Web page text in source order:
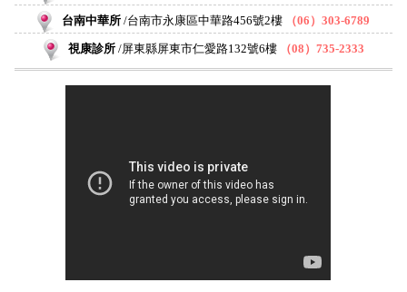
台南中華所 台南市永康區中華路456號2樓 （06）303-6789
視康診所 屏東縣屏東市仁愛路132號6樓 （08）735-2333